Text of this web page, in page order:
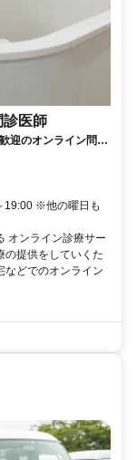
診医師
迎のオンライン問診
19:00 ※他の曜日も
オンライン診療サー
の提供をしていくた
などでのオンライン